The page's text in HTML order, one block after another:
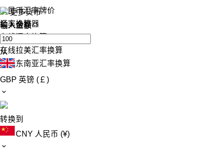
人民币汇率牌价
汇率换算器
在线汇率换算
在线拉美汇率换算
在线东南亚汇率换算
更多货币
输入金额
从
GBP 英镑 (￡)
转换到
CNY 人民币 (¥)